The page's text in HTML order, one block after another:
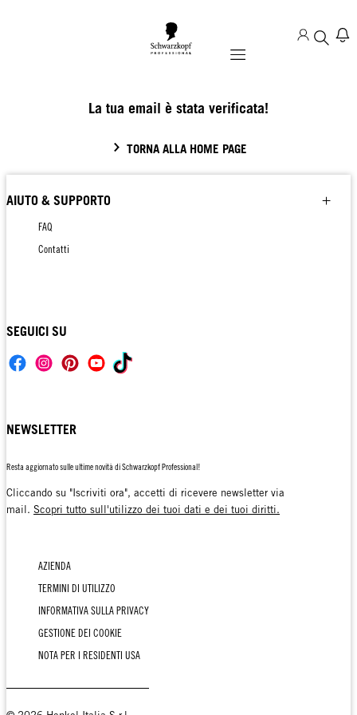
Mobile navigation
La tua email è stata verificata!
TORNA ALLA HOME PAGE
AIUTO & SUPPORTO
FAQ
Contatti
SEGUICI SU
NEWSLETTER
Resta aggiornato sulle ultime novità di Schwarzkopf Professional!
Cliccando su "Iscriviti ora", accetti di ricevere newsletter via
mail. Scopri tutto sull'utilizzo dei tuoi dati e dei tuoi diritti.
AZIENDA
TERMINI DI UTILIZZO
INFORMATIVA SULLA PRIVACY
GESTIONE DEI COOKIE
NOTA PER I RESIDENTI USA